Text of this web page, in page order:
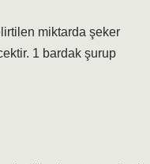
miktarda şeker
1 bardak şurup